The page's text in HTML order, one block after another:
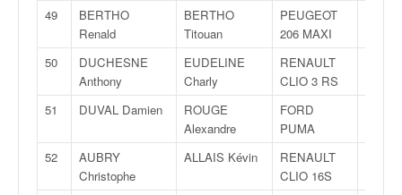
49
BERTHO
Renald
BERTHO
Titouan
PEUGEOT
206 MAXI
50
DUCHESNE
Anthony
EUDELINE
Charly
RENAULT
CLIO 3 RS
51
DUVAL Damien
ROUGE
Alexandre
FORD
PUMA
52
AUBRY
Christophe
ALLAIS Kévin
RENAULT
CLIO 16S